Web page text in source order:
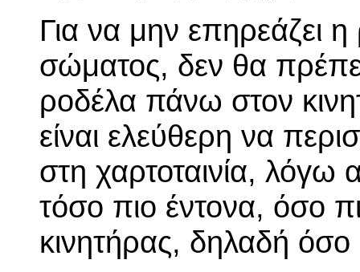
Για να μην επηρεάζει
σώματος, δεν θα
ροδέλα πάνω στον
είναι ελεύθερη να
στη χαρτοταινία, λόγω
τόσο πιο έντονα, όσο
κινητήρας, δηλαδή όσο